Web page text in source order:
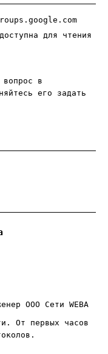
для чтения
в
его задать
ООО Сети WEBA
От первых часов